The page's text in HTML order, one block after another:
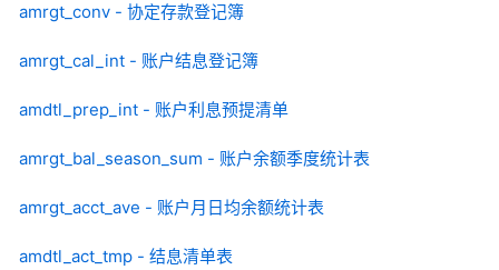
amrgt_conv - 协定存款登记簿
amrgt_cal_int - 账户结息登记簿
amdtl_prep_int - 账户利息预提清单
amrgt_bal_season_sum - 账户余额季度统计表
amrgt_acct_ave - 账户月日均余额统计表
amdtl_act_tmp - 结息清单表